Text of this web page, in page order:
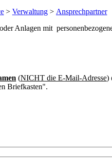
> Verwaltung > Ansprechpartner
Anlagen mit
(NICHT die E-Mail-Adresse)
Briefkasten".